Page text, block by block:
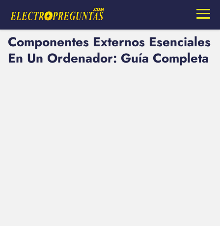
Componentes Externos Esenciales
En Un Ordenador: Guía Completa